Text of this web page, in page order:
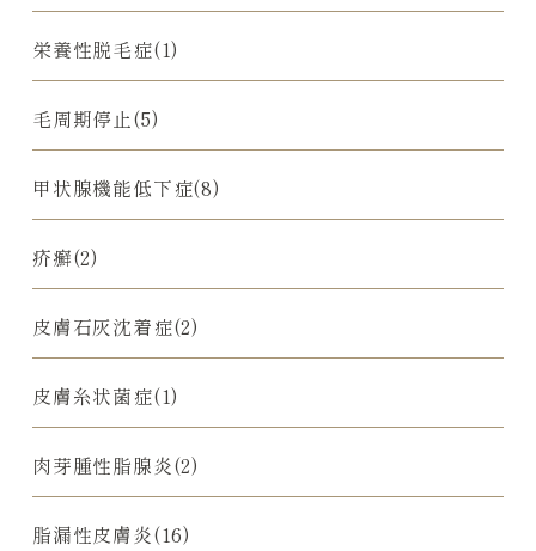
栄養性脱毛症(1)
毛周期停止(5)
甲状腺機能低下症(8)
疥癬(2)
皮膚石灰沈着症(2)
皮膚糸状菌症(1)
肉芽腫性脂腺炎(2)
脂漏性皮膚炎(16)